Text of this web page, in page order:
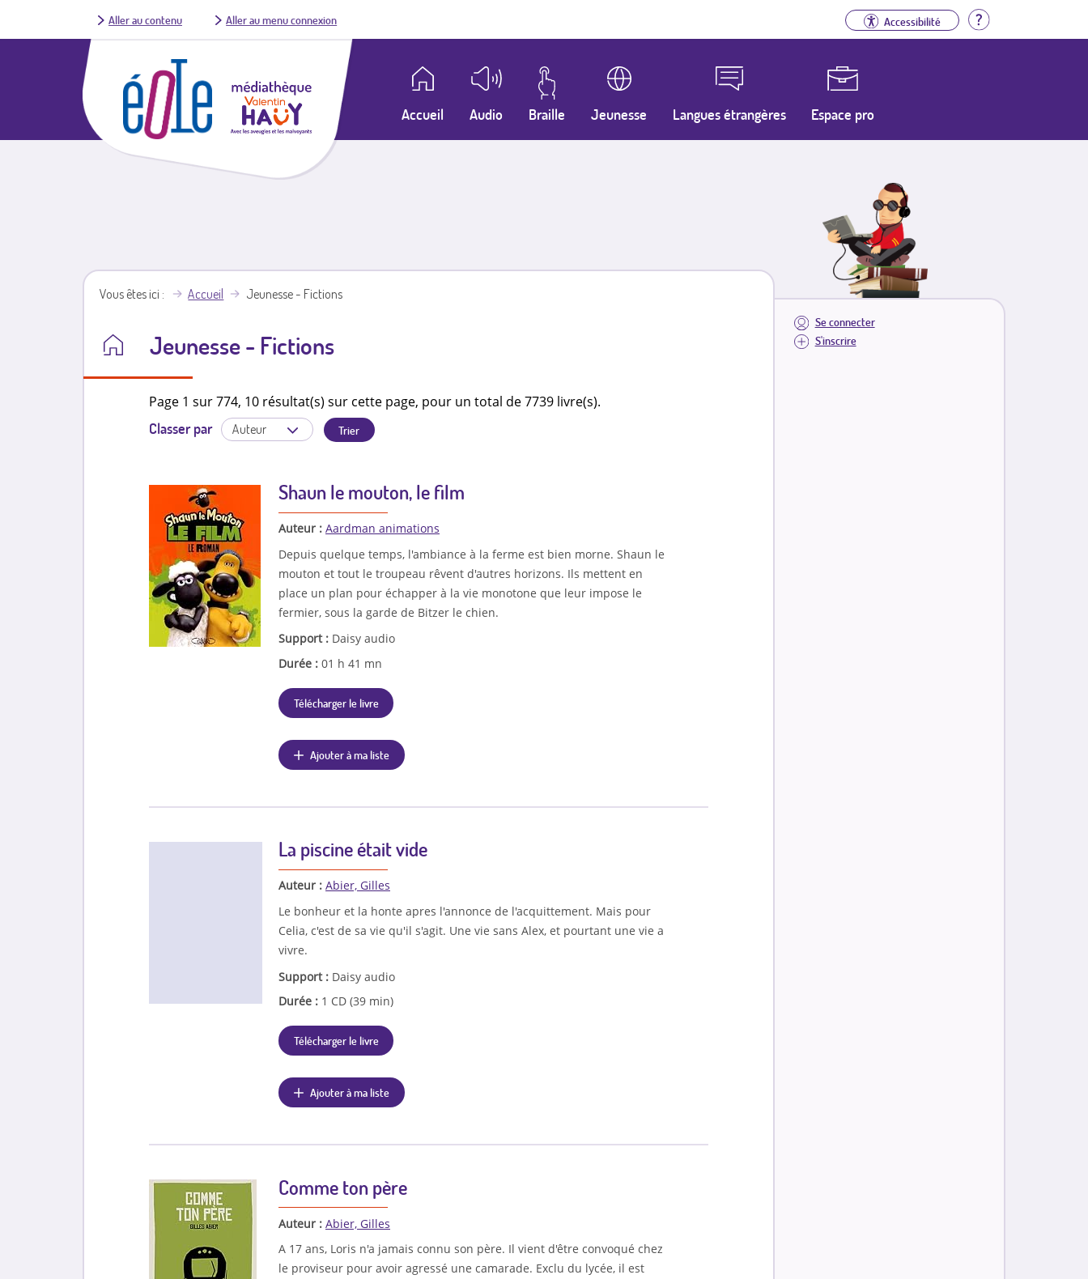
Aller au contenu Aller au menu connexion Accessibilité Aide
Accueil Audio Braille Jeunesse Langues étrangères Espace pro
Se connecter
S'inscrire
Vous êtes ici Accueil Jeunesse - Fictions
Jeunesse - Fictions
Page 1 sur 774, 10 résultat(s) sur cette page, pour un total de 7739 livre(s).
Classer par
Shaun le mouton, le film
Auteur : Aardman animations
Depuis quelque temps, l'ambiance à la ferme est bien morne. Shaun le
mouton et tout le troupeau rêvent d'autres horizons. Ils mettent en
place un plan pour échapper à la vie monotone que leur impose le
fermier, sous la garde de Bitzer le chien.
Support : Daisy audio
Durée : 01 h 41 mn
Télécharger le livre
Ajouter à ma liste
La piscine était vide
Auteur : Abier, Gilles
Le bonheur et la honte apres l'annonce de l'acquittement. Mais pour
Celia, c'est de sa vie qu'il s'agit. Une vie sans Alex, et pourtant une vie a
vivre.
Support : Daisy audio
Durée : 1 CD (39 min)
Télécharger le livre
Ajouter à ma liste
Comme ton père
Auteur : Abier, Gilles
A 17 ans, Loris n'a jamais connu son père. Il vient d'être convoqué chez
le proviseur pour avoir agressé une camarade. Exclu du lycée, il est